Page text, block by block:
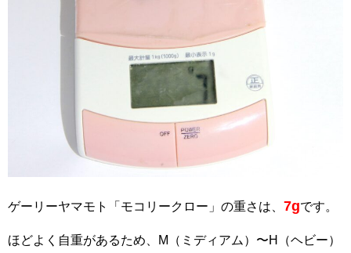
ゲーリーヤマモト「モコリークロー」の重さは、 7gです。
ほどよく自重があるため、M（ミディアム）〜H（ヘビー）